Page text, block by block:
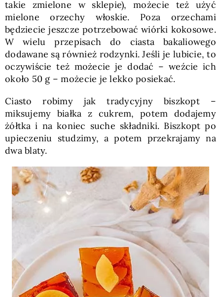
takie zmielone w sklepie), możecie też użyć
mielone orzechy włoskie. Poza orzechami
będziecie jeszcze potrzebować wiórki kokosowe.
W wielu przepisach do ciasta bakaliowego
dodawane są również rodzynki. Jeśli je lubicie, to
oczywiście też możecie je dodać – weźcie ich
około 50 g – możecie je lekko posiekać.
Ciasto robimy jak tradycyjny biszkopt –
miksujemy białka z cukrem, potem dodajemy
żółtka i na koniec suche składniki. Biszkopt po
upieczeniu studzimy, a potem przekrajamy na
dwa blaty.